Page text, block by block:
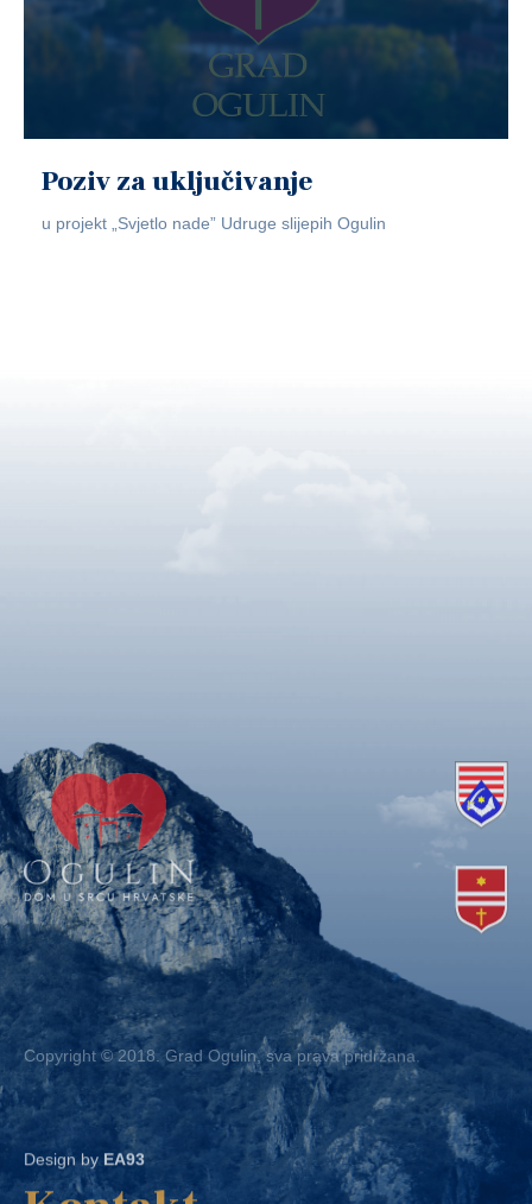
Poziv za uključivanje
u projekt „Svjetlo nade” Udruge slijepih Ogulin
Copyright © 2018. Grad Ogulin, sva prava pridržana.
Design by EA93
Kontakt